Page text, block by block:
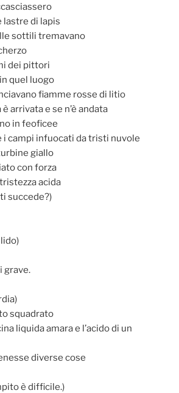
lastre di lapis
sottili tremavano
dei pittori
quel luogo
fiamme rosse di litio
arrivata e se n’è andata
in feoficee
i campi infuocati da tristi nuvole
giallo
con forza
acida
ti succede?)
grave.
squadrato
liquida amara e l’acido di un
diverse cose
è difficile.)